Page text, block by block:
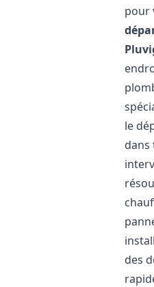
pour
le
des